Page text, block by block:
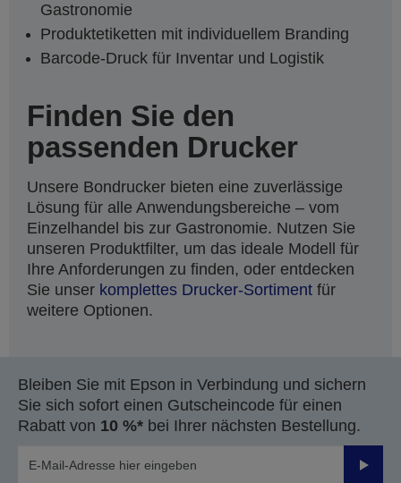
Gastronomie
Produktetiketten mit individuellem Branding
Barcode-Druck für Inventar und Logistik
Finden Sie den
passenden Drucker
Unsere Bondrucker bieten eine zuverlässige
Lösung für alle Anwendungsbereiche – vom
Einzelhandel bis zur Gastronomie. Nutzen Sie
unseren Produktfilter, um das ideale Modell für
Ihre Anforderungen zu finden, oder entdecken
Sie unser komplettes Drucker-Sortiment für
weitere Optionen.
Bleiben Sie mit Epson in Verbindung und sichern
Sie sich sofort einen Gutscheincode für einen
Rabatt von 10 %* bei Ihrer nächsten Bestellung.